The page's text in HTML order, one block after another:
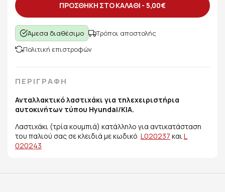
ΠΡΟΣΘΗΚΗ ΣΤΟ ΚΑΛΑΘΙ - 5,00€
Άμεσα διαθέσιμο
Τρόποι αποστολής
Πολιτική επιστροφών
ΠΕΡΙΓΡΑΦΗ
Ανταλλακτικό λαστιχάκι για τηλεχειριστήρια
αυτοκινήτων τύπου Hyundai/KIA.
Λαστιχάκι (τρία κουμπιά) κατάλληλο για αντικατάσταση
του παλιού σας σε κλειδιά με κωδικό L020237 καιL
020243